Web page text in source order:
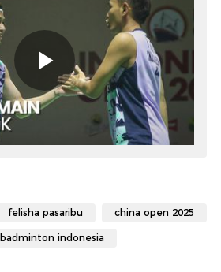
felisha pasaribu china open 2025
badminton indonesia